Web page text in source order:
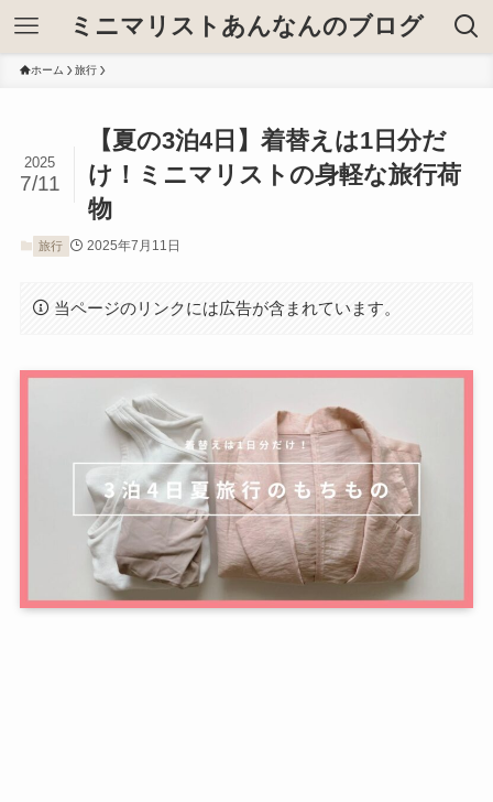
ミニマリストあんなんのブログ
ホーム 旅行
【夏の3泊4日】着替えは1日分だ
け！ミニマリストの身軽な旅行荷
物
2025
7/11
旅行 2025年7月11日
当ページのリンクには広告が含まれています。